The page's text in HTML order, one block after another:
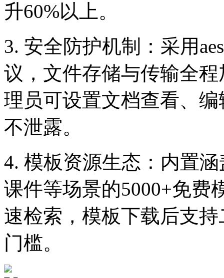
升60%以上。
3. 安全防护机制：采用
议，文件存储与传输全
理员可设置文档查看、
不泄露。
4. 模板资源生态：内置涵
课件等场景的5000+免费
速检索，模板下载后支
门槛。